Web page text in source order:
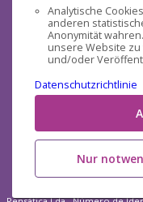
Analytische
anderen
Anonymität
unsere Website
und/oder
Datenschutzrichtlinie
Nur